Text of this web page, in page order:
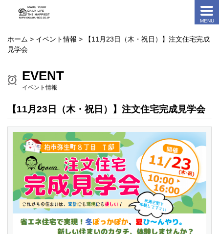
ホーム > イベント情報 > 【11月23日（木・祝日）】注文住宅完成
見学会
EVENT
イベント情報
【11月23日（木・祝日）】注文住宅完成見学会